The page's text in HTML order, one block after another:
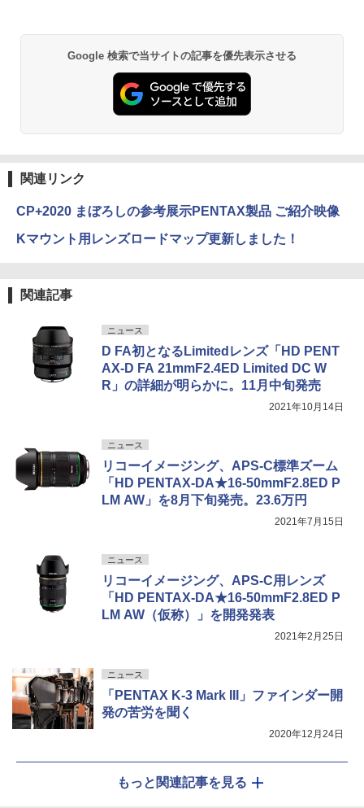
Google 検索で当サイトの記事を優先表示させる
関連リンク
CP+2020 まぼろしの参考展示PENTAX製品 ご紹介映像
Kマウント用レンズロードマップ更新しました！
関連記事
ニュース
D FA初となるLimitedレンズ「HD PENT
AX-D FA 21mmF2.4ED Limited DC W
R」の詳細が明らかに。11月中旬発売
2021年10月14日
ニュース
リコーイメージング、APS-C標準ズーム
「HD PENTAX-DA★16-50mmF2.8ED P
LM AW」を8月下旬発売。23.6万円
2021年7月15日
ニュース
リコーイメージング、APS-C用レンズ
「HD PENTAX-DA★16-50mmF2.8ED P
LM AW（仮称）」を開発発表
2021年2月25日
ニュース
「PENTAX K-3 Mark III」ファインダー開
発の苦労を聞く
2020年12月24日
もっと関連記事を見る